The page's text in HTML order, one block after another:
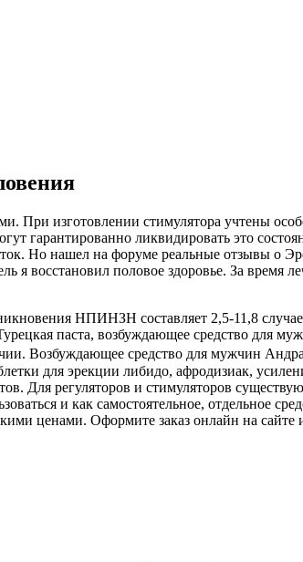
При изготовлении стимулятора учтены
гарантированно ликвидировать это
Но нашел на форуме реальные отзывы о
восстановил половое здоровье. За время
НПИНЗН составляет 2,5-11,8
паста, возбуждающее средство для
Возбуждающее средство для мужчин
для эрекции либидо, афродизиак,
Для регуляторов и стимуляторов
и как самостоятельное, отдельное
ценами. Оформите заказ онлайн на